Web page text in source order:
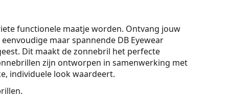
functionele maatje worden. Ontvang jouw
maar spannende DB Eyewear
Dit maakt de zonnebril het perfecte
zijn ontworpen in samenwerking met
individuele look waardeert.